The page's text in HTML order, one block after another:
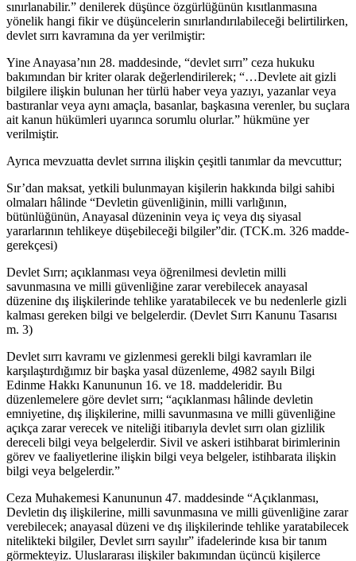
sınırlanabilir.” denilerek düşünce özgürlüğünün kısıtlanmasına
yönelik hangi fikir ve düşüncelerin sınırlandırılabileceği belirtilirken,
devlet sırrı kavramına da yer verilmiştir:
Yine Anayasa’nın 28. maddesinde, “devlet sırrı” ceza hukuku
bakımından bir kriter olarak değerlendirilerek; “…Devlete ait gizli
bilgilere ilişkin bulunan her türlü haber veya yazıyı, yazanlar veya
bastıranlar veya aynı amaçla, basanlar, başkasına verenler, bu suçlara
ait kanun hükümleri uyarınca sorumlu olurlar.” hükmüne yer
verilmiştir.
Ayrıca mevzuatta devlet sırrına ilişkin çeşitli tanımlar da mevcuttur;
Sır’dan maksat, yetkili bulunmayan kişilerin hakkında bilgi sahibi
olmaları hâlinde “Devletin güvenliğinin, milli varlığının,
bütünlüğünün, Anayasal düzeninin veya iç veya dış siyasal
yararlarının tehlikeye düşebileceği bilgiler”dir. (TCK.m. 326 madde-
gerekçesi)
Devlet Sırrı; açıklanması veya öğrenilmesi devletin milli
savunmasına ve milli güvenliğine zarar verebilecek anayasal
düzenine dış ilişkilerinde tehlike yaratabilecek ve bu nedenlerle gizli
kalması gereken bilgi ve belgelerdir. (Devlet Sırrı Kanunu Tasarısı
m. 3)
Devlet sırrı kavramı ve gizlenmesi gerekli bilgi kavramları ile
karşılaştırdığımız bir başka yasal düzenleme, 4982 sayılı Bilgi
Edinme Hakkı Kanununun 16. ve 18. maddeleridir. Bu
düzenlemelere göre devlet sırrı; “açıklanması hâlinde devletin
emniyetine, dış ilişkilerine, milli savunmasına ve milli güvenliğine
açıkça zarar verecek ve niteliği itibarıyla devlet sırrı olan gizlilik
dereceli bilgi veya belgelerdir. Sivil ve askeri istihbarat birimlerinin
görev ve faaliyetlerine ilişkin bilgi veya belgeler, istihbarata ilişkin
bilgi veya belgelerdir.”
Ceza Muhakemesi Kanununun 47. maddesinde “Açıklanması,
Devletin dış ilişkilerine, milli savunmasına ve milli güvenliğine zarar
verebilecek; anayasal düzeni ve dış ilişkilerinde tehlike yaratabilecek
nitelikteki bilgiler, Devlet sırrı sayılır” ifadelerinde kısa bir tanım
görmekteyiz. Uluslararası ilişkiler bakımından üçüncü kişilerce